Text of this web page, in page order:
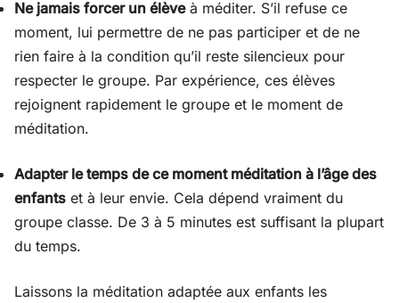
Ne jamais forcer un élèveà méditer. S’il refuse ce
moment, lui permettre de ne pas participer et de ne
rien faire à la condition qu’il reste silencieux pour
respecter le groupe. Par expérience, ces élèves
rejoignent rapidement le groupe et le moment de
méditation.
Adapter le temps de ce moment méditation à l’âge des
enfants et à leur envie. Cela dépend vraiment du
groupe classe. De 3 à 5 minutes est suffisant la plupart
du temps.
Laissons la méditation adaptée aux enfants les